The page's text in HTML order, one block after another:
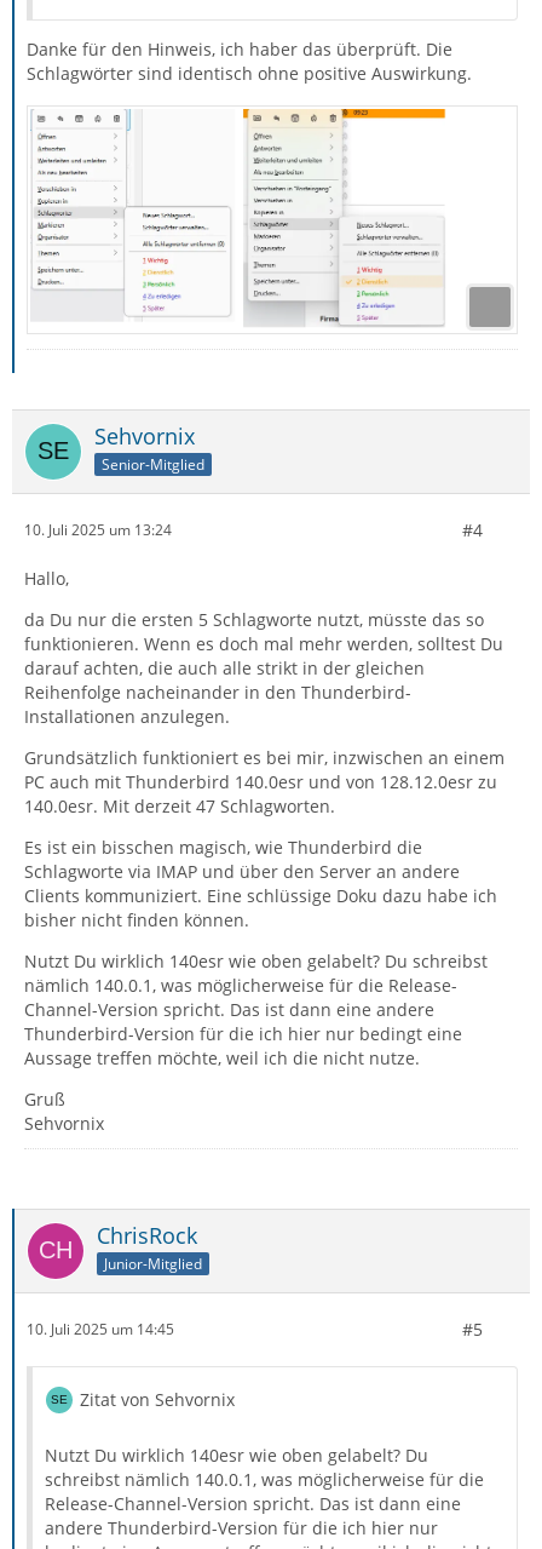
Danke für den Hinweis, ich haber das überprüft. Die
Schlagwörter sind identisch ohne positive Auswirkung.
Sehvornix
Senior-Mitglied
10. Juli 2025 um 13:24 #4
Hallo,
da Du nur die ersten 5 Schlagworte nutzt, müsste das so
funktionieren. Wenn es doch mal mehr werden, solltest Du
darauf achten, die auch alle strikt in der gleichen
Reihenfolge nacheinander in den Thunderbird-
Installationen anzulegen.
Grundsätzlich funktioniert es bei mir, inzwischen an einem
PC auch mit Thunderbird 140.0esr und von 128.12.0esr zu
140.0esr. Mit derzeit 47 Schlagworten.
Es ist ein bisschen magisch, wie Thunderbird die
Schlagworte via IMAP und über den Server an andere
Clients kommuniziert. Eine schlüssige Doku dazu habe ich
bisher nicht finden können.
Nutzt Du wirklich 140esr wie oben gelabelt? Du schreibst
nämlich 140.0.1, was möglicherweise für die Release-
Channel-Version spricht. Das ist dann eine andere
Thunderbird-Version für die ich hier nur bedingt eine
Aussage treffen möchte, weil ich die nicht nutze.
Gruß
Sehvornix
ChrisRock
Junior-Mitglied
10. Juli 2025 um 14:45 #5
Zitat von Sehvornix
Nutzt Du wirklich 140esr wie oben gelabelt? Du
schreibst nämlich 140.0.1, was möglicherweise für die
Release-Channel-Version spricht. Das ist dann eine
andere Thunderbird-Version für die ich hier nur